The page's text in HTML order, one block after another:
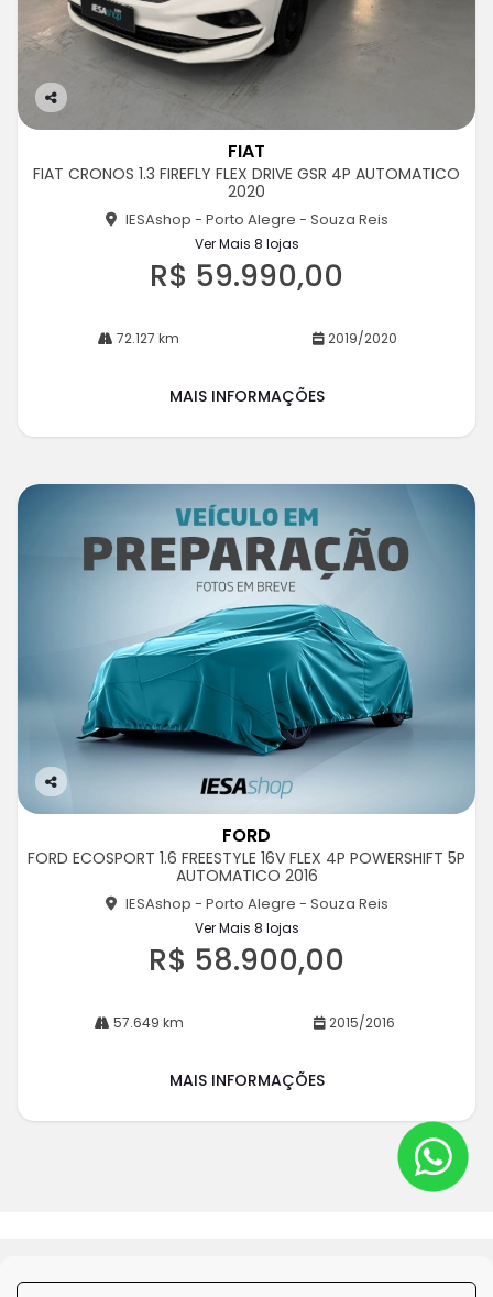
Co
rtil
FIAT
FIAT CRONOS 1.3 FIREFLY FLEX DRIVE GSR 4P AUTOMATICO
2020
IESAshop - Porto Alegre - Souza Reis
Ver Mais 8 lojas
R$ 59.990,00
72.127 km 2019/2020
MAIS INFORMAÇÕES
Co
rtil
FORD
FORD ECOSPORT 1.6 FREESTYLE 16V FLEX 4P POWERSHIFT 5P
AUTOMATICO 2016
IESAshop - Porto Alegre - Souza Reis
Ver Mais 8 lojas
R$ 58.900,00
57.649 km 2015/2016
MAIS INFORMAÇÕES